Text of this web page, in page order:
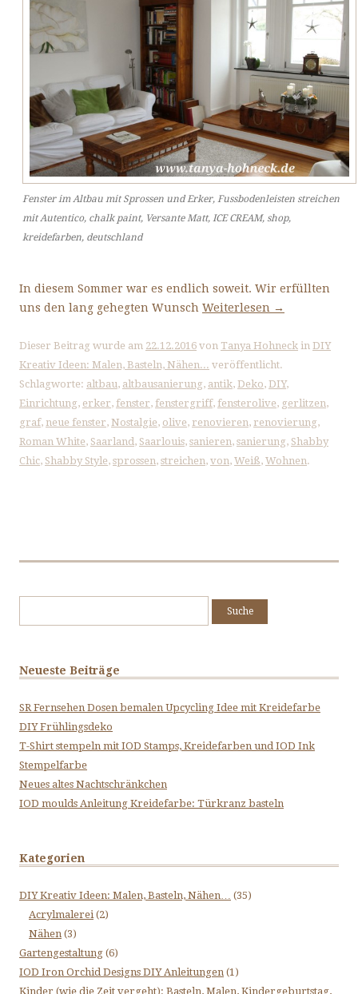
Fenster im Altbau mit Sprossen und Erker, Fussbodenleisten streichen
mit Autentico, chalk paint, Versante Matt, ICE CREAM, shop,
kreidefarben, deutschland
In diesem Sommer war es endlich soweit. Wir erfüllten
uns den lang gehegten Wunsch Weiterlesen →
Dieser Beitrag wurde am 22.12.2016 von Tanya Hohneck in DIY
Kreativ Ideen: Malen, Basteln, Nähen... veröffentlicht.
Schlagworte: altbau, altbausanierung, antik, Deko, DIY,
Einrichtung, erker, fenster, fenstergriff, fensterolive, gerlitzen,
graf, neue fenster, Nostalgie, olive, renovieren, renovierung,
Roman White, Saarland , Saarlouis, sanieren, sanierung, Shabby
Chic, Shabby Style, sprossen, streichen, von, Weiß, Wohnen.
nach:
Neueste Beiträge
SR Fernsehen Dosen bemalen Upcycling Idee mit Kreidefarbe
DIY Frühlingsdeko
T-Shirt stempeln mit IOD Stamps, Kreidefarben und IOD Ink
Stempelfarbe
Neues altes Nachtschränkchen
IOD moulds Anleitung Kreidefarbe: Türkranz basteln
Kategorien
DIY Kreativ Ideen: Malen, Basteln, Nähen…
(35)
Acrylmalerei (2)
Nähen (3)
Gartengestaltung (6)
IOD Iron Orchid Designs DIY Anleitungen (1)
Kinder (wie die Zeit vergeht): Basteln, Malen, Kindergeburtstag,